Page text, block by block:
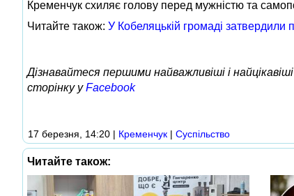
Кременчук схиляє голову перед мужністю та
Читайте також: У Кобеляцькій громаді
Дізнавайтеся першими найважливіші і
сторінку уFacebook
17 березня, 14:20 | Кременчук | Суспільство
Читайте також: